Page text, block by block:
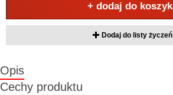
+ dodaj do
Dodaj do listy życzeń
Opis
Cechy produktu